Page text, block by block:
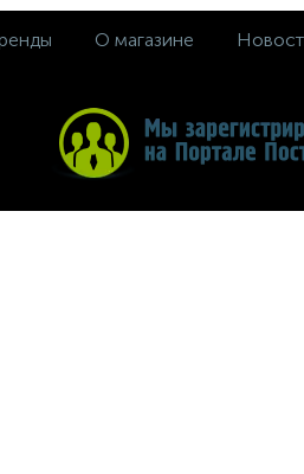
О магазине